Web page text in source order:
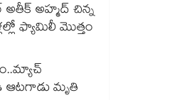
అహ్మద్ చిన్న
ఫ్యామిలీ మొత్తం
ఆటగాడు మృతి